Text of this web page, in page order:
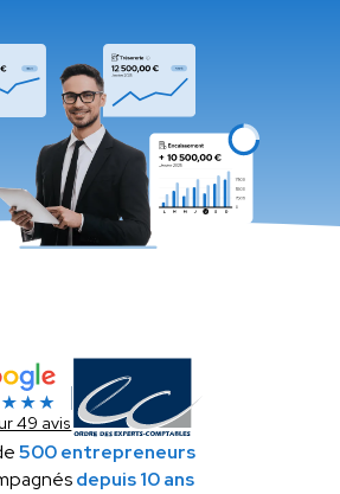
49 avis
500 entrepreneurs
depuis 10 ans